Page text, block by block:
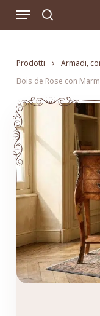
search
Menu
Prodotti Armadi,
Bois de Rose con